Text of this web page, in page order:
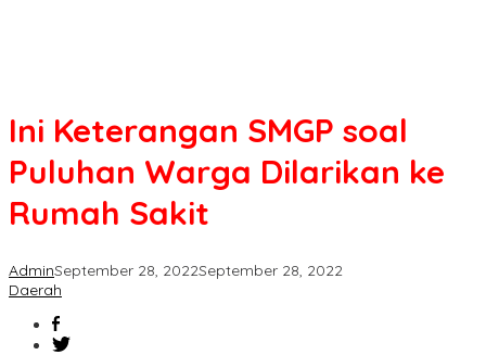
Ini Keterangan SMGP soal
Puluhan Warga Dilarikan ke
Rumah Sakit
AdminSeptember 28, 2022September 28, 2022
Daerah